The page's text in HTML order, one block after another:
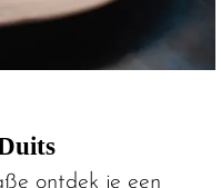
ontdek je een